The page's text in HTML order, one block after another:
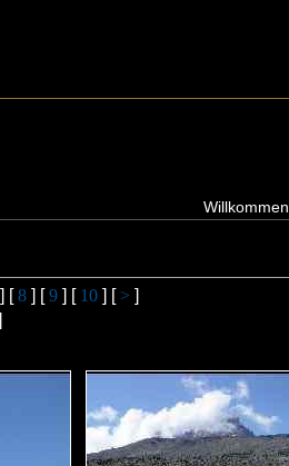
Willkommen
[8] [9] [ 10] [ > ]